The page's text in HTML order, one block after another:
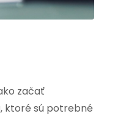
začať
ktoré sú potrebné